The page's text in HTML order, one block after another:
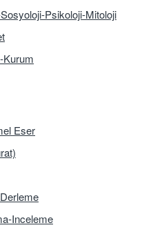
Psikoloji-Mitoloji
Kurum
Eser
Inceleme